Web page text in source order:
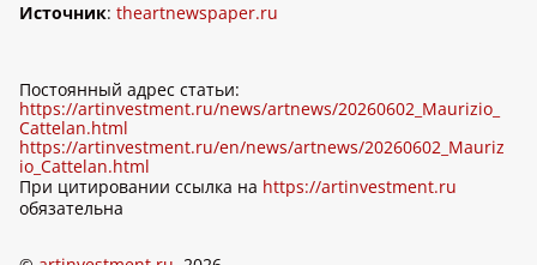
Источник: theartnewspaper.ru
Постоянный адрес статьи:
https://artinvestment.ru/news/artnews/20260602_Maurizio_
Cattelan.html
https://artinvestment.ru/en/news/artnews/20260602_Mauriz
io_Cattelan.html
При цитировании ссылка на https://artinvestment.ru
обязательна